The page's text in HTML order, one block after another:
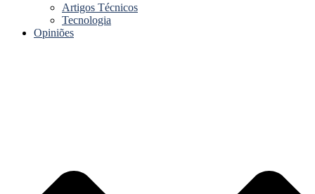
Artigos Técnicos
Tecnologia
Opiniões